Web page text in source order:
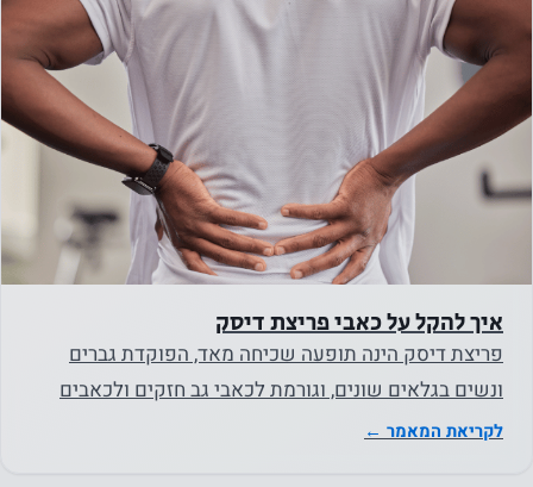
איך להקל על כאבי פריצת דיסק
פריצת דיסק הינה תופעה שכיחה מאד, הפוקדת גברים
ונשים בגלאים שונים, וגורמת לכאבי גב חזקים ולכאבים
באזורים אחרים בגוף…
לקריאת המאמר ←
שיווק
על ידי
שיתוף
בתחומי
העניין
וההתנהגות
שלך
כשאתה
מבקר
שלנו, אתה
מגדיל את
הסיכוי